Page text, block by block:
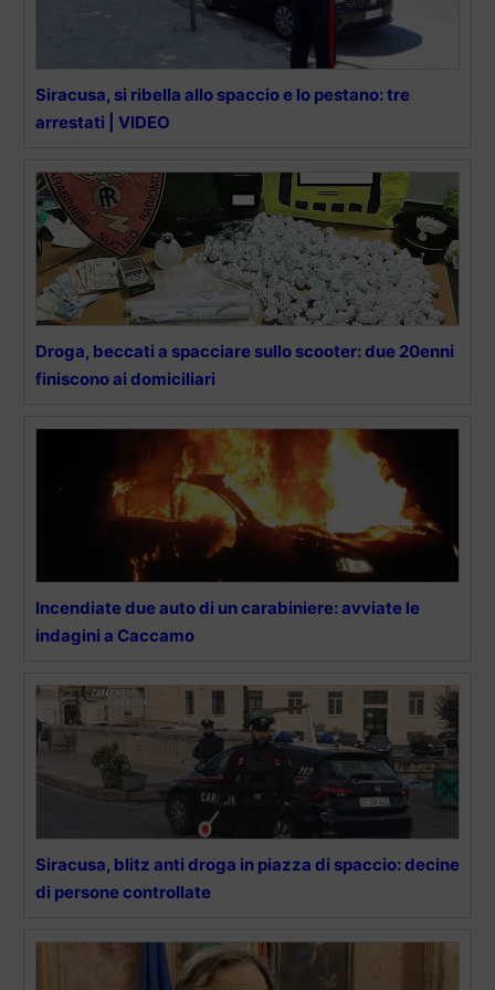
Siracusa, si ribella allo spaccio e lo pestano: tre
arrestati | VIDEO
Droga, beccati a spacciare sullo scooter: due 20enni
finiscono ai domiciliari
Incendiate due auto di un carabiniere: avviate le
indagini a Caccamo
Siracusa, blitz anti droga in piazza di spaccio: decine
di persone controllate